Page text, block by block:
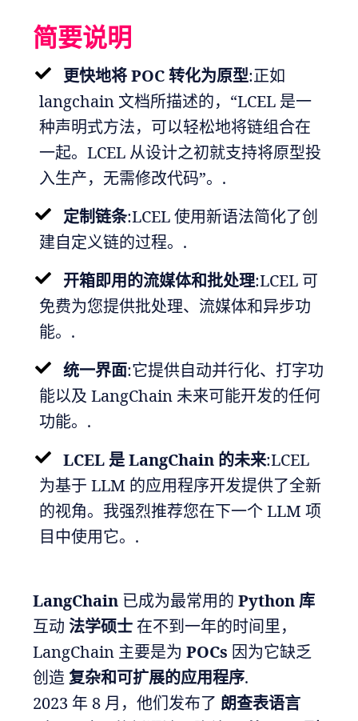
简要说明
更快地将 POC 转化为原型:正如
langchain 文档所描述的，“LCEL 是一
种声明式方法，可以轻松地将链组合在
一起。LCEL 从设计之初就支持将原型投
入生产，无需修改代码”。.
定制链条:LCEL 使用新语法简化了创
建自定义链的过程。.
开箱即用的流媒体和批处理:LCEL 可
免费为您提供批处理、流媒体和异步功
能。.
统一界面:它提供自动并行化、打字功
能以及 LangChain 未来可能开发的任何
功能。.
LCEL 是 LangChain 的未来:LCEL
为基于 LLM 的应用程序开发提供了全新
的视角。我强烈推荐您在下一个 LLM 项
目中使用它。.
LangChain已成为最常用的 Python 库
互动 法学硕士在不到一年的时间里，
LangChain 主要是为 POCs 因为它缺乏
创造复杂和可扩展的应用程序.
2023 年 8 月，他们发布了 朗查表语言